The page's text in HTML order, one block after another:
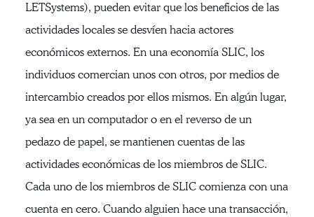
LETSystems), pueden evitar que los beneficios de las
actividades locales se desvíen hacia actores
económicos externos. En una economía SLIC, los
individuos comercian unos con otros, por medios de
intercambio creados por ellos mismos. En algún lugar,
ya sea en un computador o en el reverso de un
pedazo de papel, se mantienen cuentas de las
actividades económicas de los miembros de SLIC.
Cada uno de los miembros de SLIC comienza con una
cuenta en cero. Cuando alguien hace una transacción,